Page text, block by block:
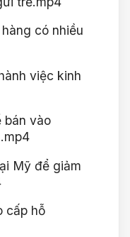
có nhiều
việc kinh
bán vào
Mỹ để giảm
cấp hỗ